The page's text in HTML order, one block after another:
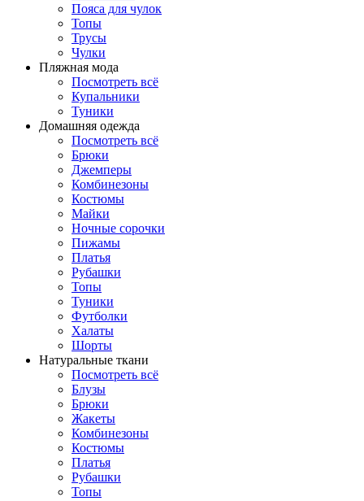
Поясa для чулок
Топы
Трусы
Чулки
Пляжная мода
Посмотреть всё
Купальники
Туники
Домашняя одежда
Посмотреть всё
Брюки
Джемперы
Комбинезоны
Костюмы
Майки
Ночные сорочки
Пижамы
Платья
Рубашки
Топы
Туники
Футболки
Халаты
Шорты
Натуральные ткани
Посмотреть всё
Блузы
Брюки
Жакеты
Комбинезоны
Костюмы
Платья
Рубашки
Топы